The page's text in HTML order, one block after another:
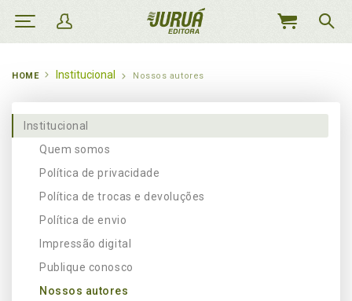
MEU
HOME Institucional Nossos autores
Institucional
Quem somos
Política de privacidade
Política de trocas e devoluções
Política de envio
Impressão digital
Publique conosco
Nossos autores